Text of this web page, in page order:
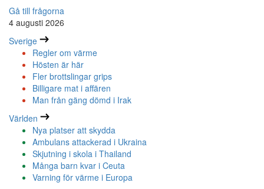
Gå till frågorna
4 augusti 2026
Sverige
Regler om värme
Hösten är här
Fler brottslingar grips
Billigare mat i affären
Man från gäng dömd i Irak
Världen
Nya platser att skydda
Ambulans attackerad i Ukraina
Skjutning i skola i Thailand
Många barn kvar i Ceuta
Varning för värme i Europa